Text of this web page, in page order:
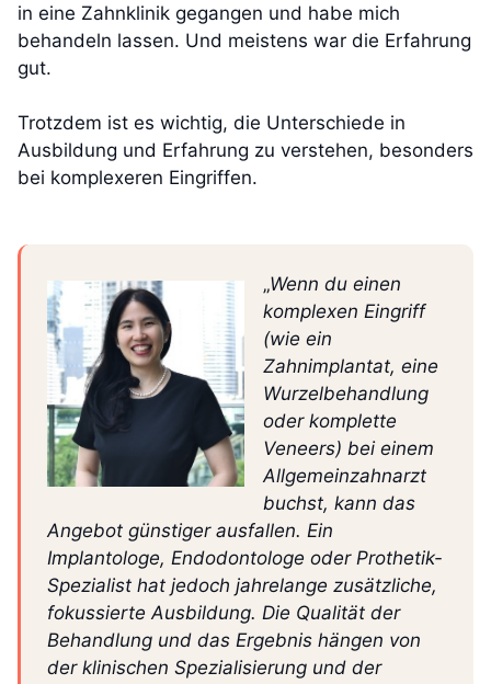
in eine Zahnklinik gegangen und habe mich
behandeln lassen. Und meistens war die Erfahrung
gut.
Trotzdem ist es wichtig, die Unterschiede in
Ausbildung und Erfahrung zu verstehen, besonders
bei komplexeren Eingriffen.
„Wenn du einen
komplexen Eingriff
(wie ein
Zahnimplantat, eine
Wurzelbehandlung
oder komplette
Veneers) bei einem
Allgemeinzahnarzt
buchst, kann das
Angebot günstiger ausfallen. Ein
Implantologe, Endodontologe oder Prothetik-
Spezialist hat jedoch jahrelange zusätzliche,
fokussierte Ausbildung. Die Qualität der
Behandlung und das Ergebnis hängen von
der klinischen Spezialisierung und der